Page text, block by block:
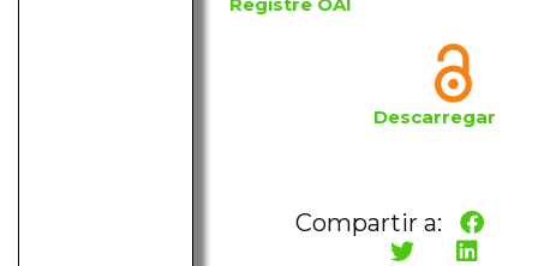
Descarregar
Compartir a: